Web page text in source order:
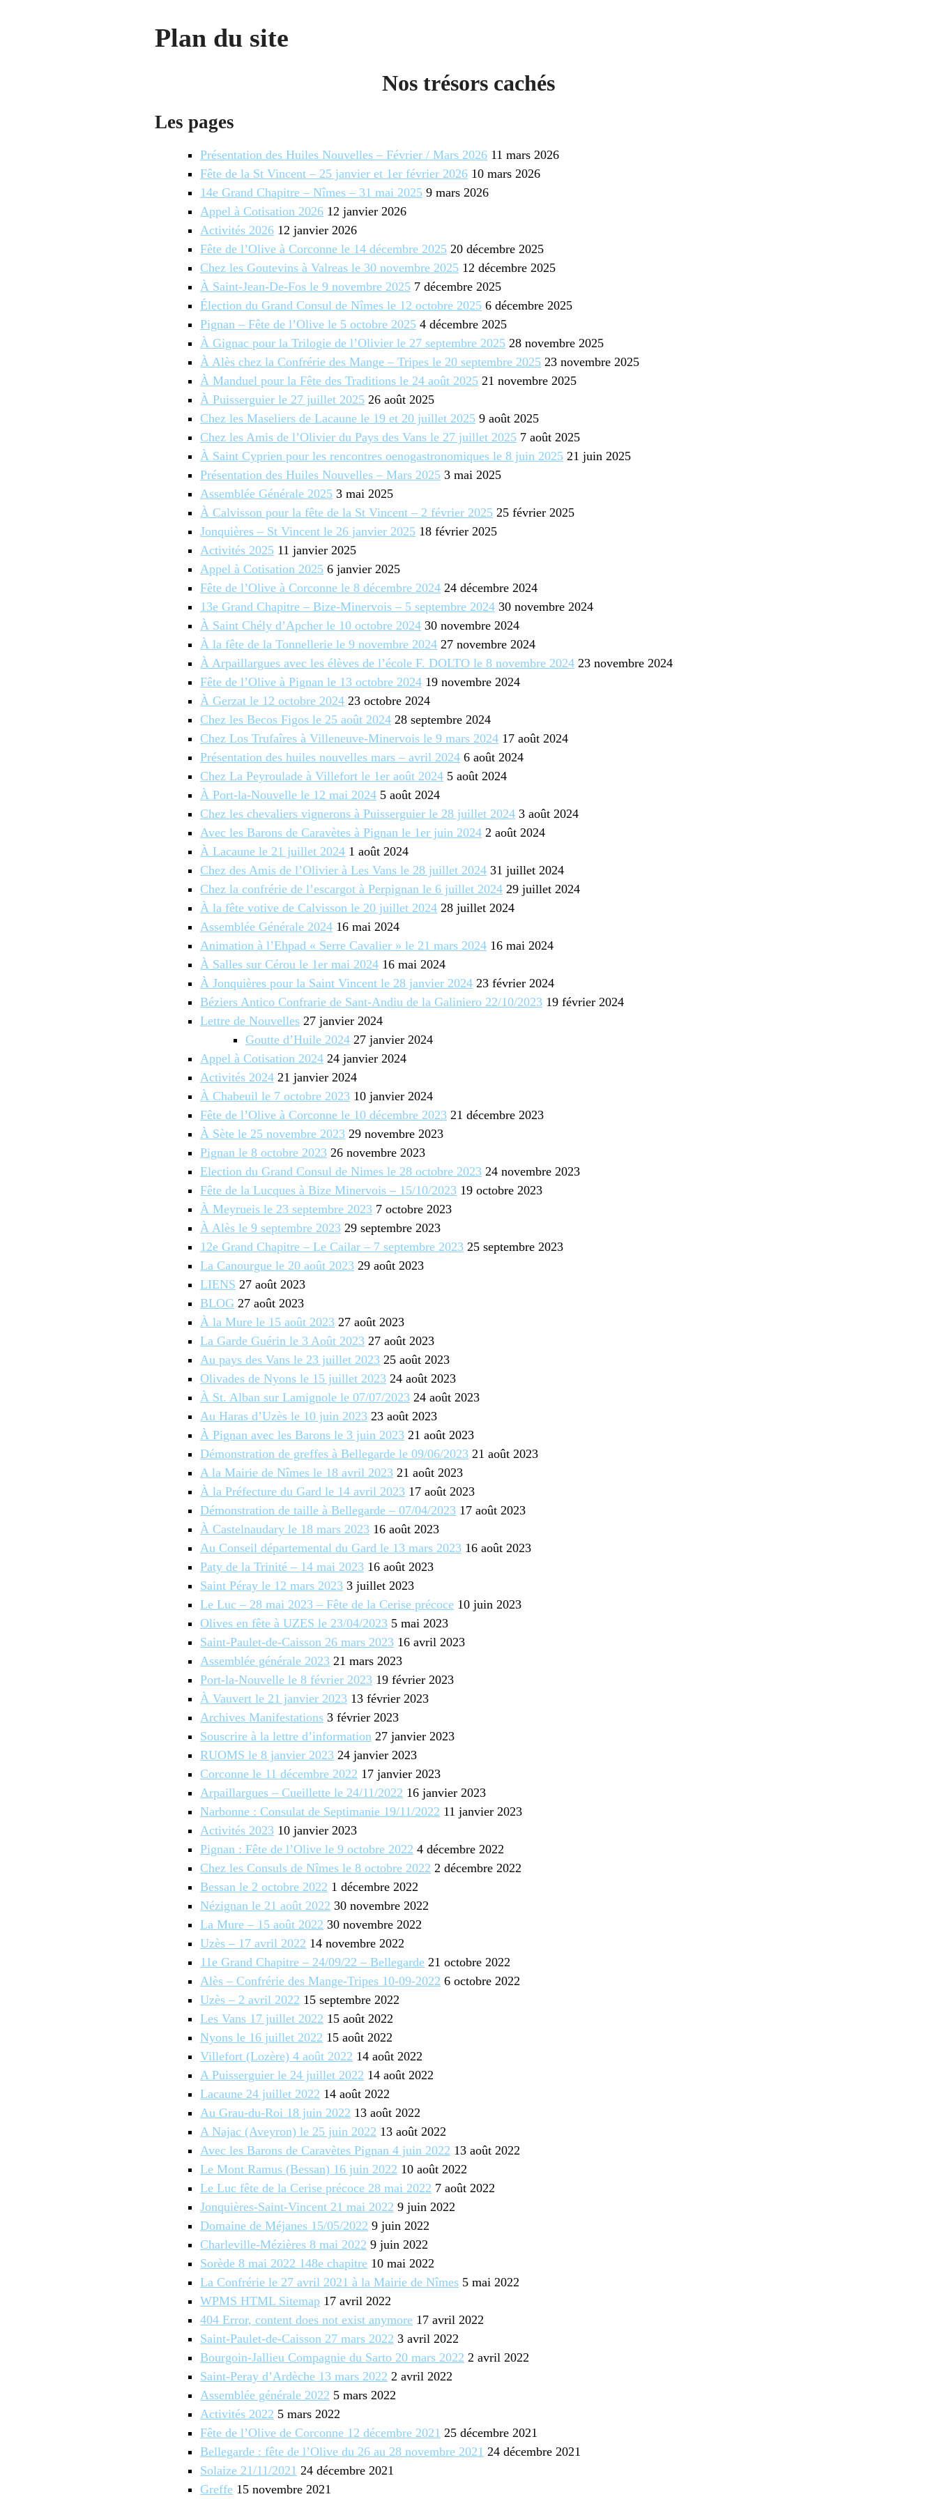
Plan du site
Nos trésors cachés
Les pages
Présentation des Huiles Nouvelles – Février / Mars 2026 11 mars 2026
Fête de la St Vincent – 25 janvier et 1er février 2026 10 mars 2026
14e Grand Chapitre – Nîmes – 31 mai 2025 9 mars 2026
Appel à Cotisation 2026 12 janvier 2026
Activités 2026 12 janvier 2026
Fête de l’Olive à Corconne le 14 décembre 2025 20 décembre 2025
Chez les Goutevins à Valreas le 30 novembre 2025 12 décembre 2025
À Saint-Jean-De-Fos le 9 novembre 2025 7 décembre 2025
Élection du Grand Consul de Nîmes le 12 octobre 2025 6 décembre 2025
Pignan – Fête de l’Olive le 5 octobre 2025 4 décembre 2025
À Gignac pour la Trilogie de l’Olivier le 27 septembre 2025 28 novembre 2025
À Alès chez la Confrérie des Mange – Tripes le 20 septembre 2025 23 novembre 2025
À Manduel pour la Fête des Traditions le 24 août 2025 21 novembre 2025
À Puisserguier le 27 juillet 2025 26 août 2025
Chez les Maseliers de Lacaune le 19 et 20 juillet 2025 9 août 2025
Chez les Amis de l’Olivier du Pays des Vans le 27 juillet 2025 7 août 2025
À Saint Cyprien pour les rencontres oenogastronomiques le 8 juin 2025 21 juin 2025
Présentation des Huiles Nouvelles – Mars 2025 3 mai 2025
Assemblée Générale 2025 3 mai 2025
À Calvisson pour la fête de la St Vincent – 2 février 2025 25 février 2025
Jonquières – St Vincent le 26 janvier 2025 18 février 2025
Activités 2025 11 janvier 2025
Appel à Cotisation 2025 6 janvier 2025
Fête de l’Olive à Corconne le 8 décembre 2024 24 décembre 2024
13e Grand Chapitre – Bize-Minervois – 5 septembre 2024 30 novembre 2024
À Saint Chély d’Apcher le 10 octobre 2024 30 novembre 2024
À la fête de la Tonnellerie le 9 novembre 2024 27 novembre 2024
À Arpaillargues avec les élèves de l’école F. DOLTO le 8 novembre 2024 23 novembre 2024
Fête de l’Olive à Pignan le 13 octobre 2024 19 novembre 2024
À Gerzat le 12 octobre 2024 23 octobre 2024
Chez les Becos Figos le 25 août 2024 28 septembre 2024
Chez Los Trufaîres à Villeneuve-Minervois le 9 mars 2024 17 août 2024
Présentation des huiles nouvelles mars – avril 2024 6 août 2024
Chez La Peyroulade à Villefort le 1er août 2024 5 août 2024
À Port-la-Nouvelle le 12 mai 2024 5 août 2024
Chez les chevaliers vignerons à Puisserguier le 28 juillet 2024 3 août 2024
Avec les Barons de Caravètes à Pignan le 1er juin 2024 2 août 2024
À Lacaune le 21 juillet 2024 1 août 2024
Chez des Amis de l’Olivier à Les Vans le 28 juillet 2024 31 juillet 2024
Chez la confrérie de l’escargot à Perpignan le 6 juillet 2024 29 juillet 2024
À la fête votive de Calvisson le 20 juillet 2024 28 juillet 2024
Assemblée Générale 2024 16 mai 2024
Animation à l’Ehpad « Serre Cavalier » le 21 mars 2024 16 mai 2024
À Salles sur Cérou le 1er mai 2024 16 mai 2024
À Jonquières pour la Saint Vincent le 28 janvier 2024 23 février 2024
Béziers Antico Confrarie de Sant-Andiu de la Galiniero 22/10/2023 19 février 2024
Lettre de Nouvelles 27 janvier 2024
Goutte d’Huile 2024 27 janvier 2024
Appel à Cotisation 2024 24 janvier 2024
Activités 2024 21 janvier 2024
À Chabeuil le 7 octobre 2023 10 janvier 2024
Fête de l’Olive à Corconne le 10 décembre 2023 21 décembre 2023
À Sète le 25 novembre 2023 29 novembre 2023
Pignan le 8 octobre 2023 26 novembre 2023
Election du Grand Consul de Nimes le 28 octobre 2023 24 novembre 2023
Fête de la Lucques à Bize Minervois – 15/10/2023 19 octobre 2023
À Meyrueis le 23 septembre 2023 7 octobre 2023
À Alès le 9 septembre 2023 29 septembre 2023
12e Grand Chapitre – Le Cailar – 7 septembre 2023 25 septembre 2023
La Canourgue le 20 août 2023 29 août 2023
LIENS 27 août 2023
BLOG 27 août 2023
À la Mure le 15 août 2023 27 août 2023
La Garde Guérin le 3 Août 2023 27 août 2023
Au pays des Vans le 23 juillet 2023 25 août 2023
Olivades de Nyons le 15 juillet 2023 24 août 2023
À St. Alban sur Lamignole le 07/07/2023 24 août 2023
Au Haras d’Uzès le 10 juin 2023 23 août 2023
À Pignan avec les Barons le 3 juin 2023 21 août 2023
Démonstration de greffes à Bellegarde le 09/06/2023 21 août 2023
A la Mairie de Nîmes le 18 avril 2023 21 août 2023
À la Préfecture du Gard le 14 avril 2023 17 août 2023
Démonstration de taille à Bellegarde – 07/04/2023 17 août 2023
À Castelnaudary le 18 mars 2023 16 août 2023
Au Conseil départemental du Gard le 13 mars 2023 16 août 2023
Paty de la Trinité – 14 mai 2023 16 août 2023
Saint Péray le 12 mars 2023 3 juillet 2023
Le Luc – 28 mai 2023 – Fête de la Cerise précoce 10 juin 2023
Olives en fête à UZES le 23/04/2023 5 mai 2023
Saint-Paulet-de-Caisson 26 mars 2023 16 avril 2023
Assemblée générale 2023 21 mars 2023
Port-la-Nouvelle le 8 février 2023 19 février 2023
À Vauvert le 21 janvier 2023 13 février 2023
Archives Manifestations 3 février 2023
Souscrire à la lettre d’information 27 janvier 2023
RUOMS le 8 janvier 2023 24 janvier 2023
Corconne le 11 décembre 2022 17 janvier 2023
Arpaillargues – Cueillette le 24/11/2022 16 janvier 2023
Narbonne : Consulat de Septimanie 19/11/2022 11 janvier 2023
Activités 2023 10 janvier 2023
Pignan : Fête de l’Olive le 9 octobre 2022 4 décembre 2022
Chez les Consuls de Nîmes le 8 octobre 2022 2 décembre 2022
Bessan le 2 octobre 2022 1 décembre 2022
Nézignan le 21 août 2022 30 novembre 2022
La Mure – 15 août 2022 30 novembre 2022
Uzès – 17 avril 2022 14 novembre 2022
11e Grand Chapitre – 24/09/22 – Bellegarde 21 octobre 2022
Alès – Confrérie des Mange-Tripes 10-09-2022 6 octobre 2022
Uzès – 2 avril 2022 15 septembre 2022
Les Vans 17 juillet 2022 15 août 2022
Nyons le 16 juillet 2022 15 août 2022
Villefort (Lozère) 4 août 2022 14 août 2022
A Puisserguier le 24 juillet 2022 14 août 2022
Lacaune 24 juillet 2022 14 août 2022
Au Grau-du-Roi 18 juin 2022 13 août 2022
A Najac (Aveyron) le 25 juin 2022 13 août 2022
Avec les Barons de Caravètes Pignan 4 juin 2022 13 août 2022
Le Mont Ramus (Bessan) 16 juin 2022 10 août 2022
Le Luc fête de la Cerise précoce 28 mai 2022 7 août 2022
Jonquières-Saint-Vincent 21 mai 2022 9 juin 2022
Domaine de Méjanes 15/05/2022 9 juin 2022
Charleville-Mézières 8 mai 2022 9 juin 2022
Sorède 8 mai 2022 148e chapitre 10 mai 2022
La Confrérie le 27 avril 2021 à la Mairie de Nîmes 5 mai 2022
WPMS HTML Sitemap 17 avril 2022
404 Error, content does not exist anymore 17 avril 2022
Saint-Paulet-de-Caisson 27 mars 2022 3 avril 2022
Bourgoin-Jallieu Compagnie du Sarto 20 mars 2022 2 avril 2022
Saint-Peray d’Ardèche 13 mars 2022 2 avril 2022
Assemblée générale 2022 5 mars 2022
Activités 2022 5 mars 2022
Fête de l’Olive de Corconne 12 décembre 2021 25 décembre 2021
Bellegarde : fête de l’Olive du 26 au 28 novembre 2021 24 décembre 2021
Solaize 21/11/2021 24 décembre 2021
Greffe 15 novembre 2021